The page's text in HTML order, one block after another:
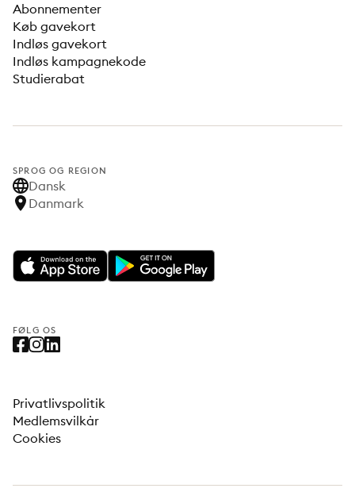
Abonnementer
Køb gavekort
Indløs gavekort
Indløs kampagnekode
Studierabat
SPROG OG REGION
Dansk
Danmark
FØLG OS
Privatlivspolitik
Medlemsvilkår
Cookies